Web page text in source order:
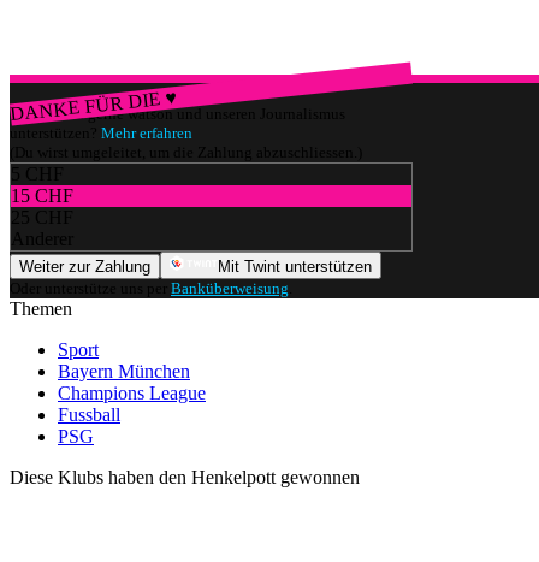
DANKE FÜR DIE ♥
Würdest du gerne watson und unseren Journalismus
unterstützen? Mehr erfahren
(Du wirst umgeleitet, um die Zahlung abzuschliessen.)
5 CHF
15 CHF
25 CHF
Anderer
Weiter zur Zahlung
Mit Twint unterstützen
Oder unterstütze uns per Banküberweisung
Themen
Sport
Bayern München
Champions League
Fussball
PSG
Diese Klubs haben den Henkelpott gewonnen